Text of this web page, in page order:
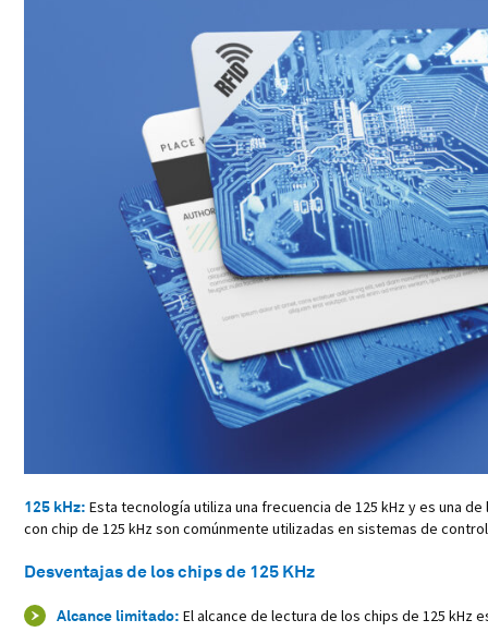
125 kHz: Esta tecnología utiliza una frecuencia de 125 kHz y es una
con chip de 125 kHz son comúnmente utilizadas en sistemas de
Desventajas de los chips de 125 KHz
Alcance limitado: El alcance de lectura de los chips de 125 kHz